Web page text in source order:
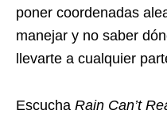
poner coordenadas
manejar y no saber
llevarte a cualquier
Escucha Rain Can’t